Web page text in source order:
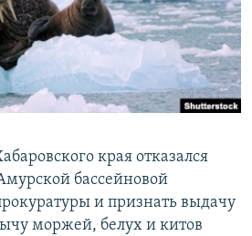
края отказался
бассейновой
и признать выдачу
моржей, белух и китов